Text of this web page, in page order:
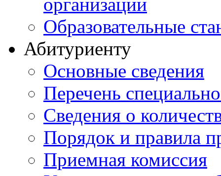
Образовательные
Абитуриенту
Основные сведения
Перечень
Cведения о
Порядок и правила
Приемная комиссия